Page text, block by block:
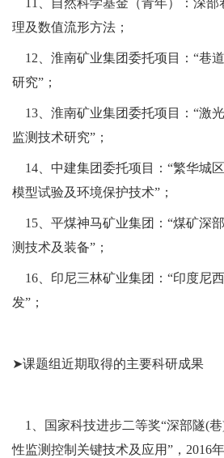
11、自然科学基金（青年）：深部
理及数值流形方法；
12、淮南矿业集团委托项目：“巷
研究”；
13、淮南矿业集团委托项目：“激
监测技术研究”；
14、中建集团委托项目：“繁华城
模型试验及环境保护技术”；
15、平煤神马矿业集团：“煤矿深
测技术及装备”；
16、印尼三林矿业集团：“印度尼
发”；
➤课题组近期取得的主要科研成果
1、国家科技进步二等奖“深部隧(
性监测控制关键技术及应用”，2016